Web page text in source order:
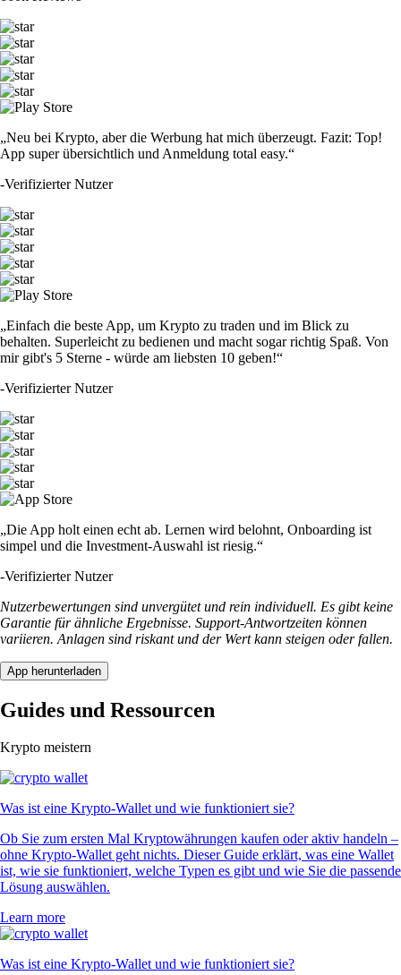
„Neu bei Krypto, aber die Werbung hat mich überzeugt. Fazit: Top!
App super übersichtlich und Anmeldung total easy.“
-Verifizierter Nutzer
„Einfach die beste App, um Krypto zu traden und im Blick zu
behalten. Superleicht zu bedienen und macht sogar richtig Spaß. Von
mir gibt's 5 Sterne - würde am liebsten 10 geben!“
-Verifizierter Nutzer
„Die App holt einen echt ab. Lernen wird belohnt, Onboarding ist
simpel und die Investment-Auswahl ist riesig.“
-Verifizierter Nutzer
Nutzerbewertungen sind unvergütet und rein individuell. Es gibt keine
Garantie für ähnliche Ergebnisse. Support-Antwortzeiten können
variieren. Anlagen sind riskant und der Wert kann steigen oder fallen.
App herunterladen
Guides und Ressourcen
Krypto meistern
Was ist eine Krypto-Wallet und wie funktioniert sie?
Ob Sie zum ersten Mal Kryptowährungen kaufen oder aktiv handeln –
ohne Krypto-Wallet geht nichts. Dieser Guide erklärt, was eine Wallet
ist, wie sie funktioniert, welche Typen es gibt und wie Sie die passende
Lösung auswählen.
Learn more
Was ist eine Krypto-Wallet und wie funktioniert sie?